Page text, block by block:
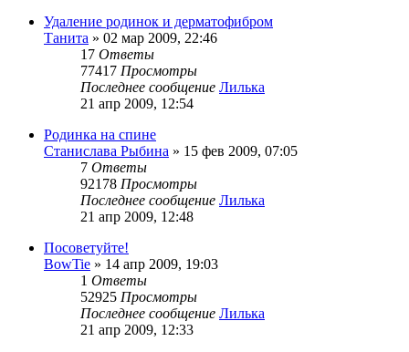
Удаление родинок и дерматофибром
Танита » 02 мар 2009, 22:46
17 Ответы
77417 Просмотры
Последнее сообщение Лилька
21 апр 2009, 12:54
Родинка на спине
Станислава Рыбина » 15 фев 2009, 07:05
7 Ответы
92178 Просмотры
Последнее сообщение Лилька
21 апр 2009, 12:48
Посоветуйте!
BowTie » 14 апр 2009, 19:03
1 Ответы
52925 Просмотры
Последнее сообщение Лилька
21 апр 2009, 12:33